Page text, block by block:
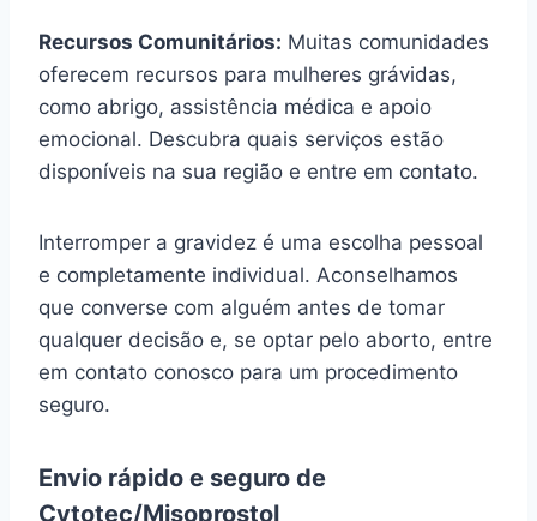
Recursos Comunitários: Muitas comunidades
oferecem recursos para mulheres grávidas,
como abrigo, assistência médica e apoio
emocional. Descubra quais serviços estão
disponíveis na sua região e entre em contato.
Interromper a gravidez é uma escolha pessoal
e completamente individual. Aconselhamos
que converse com alguém antes de tomar
qualquer decisão e, se optar pelo aborto, entre
em contato conosco para um procedimento
seguro.
Envio rápido e seguro de
Cytotec/Misoprostol